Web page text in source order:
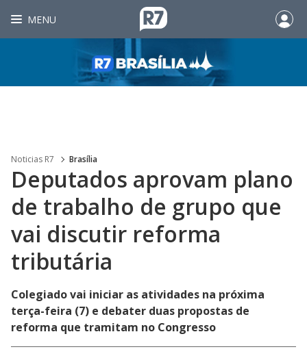
MENU
Noticias R7 Brasília
Deputados aprovam plano
de trabalho de grupo que
vai discutir reforma
tributária
Colegiado vai iniciar as atividades na próxima
terça-feira (7) e debater duas propostas de
reforma que tramitam no Congresso